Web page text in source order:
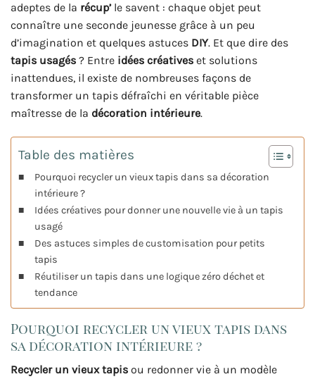
adeptes de la récup’le savent : chaque objet peut
connaître une seconde jeunesse grâce à un peu
d’imagination et quelques astuces DIY. Et que dire des
tapis usagés ? Entre idées créatives et solutions
inattendues, il existe de nombreuses façons de
transformer un tapis défraîchi en véritable pièce
maîtresse de la décoration intérieure.
Table des matières
Pourquoi recycler un vieux tapis dans sa décoration
intérieure ?
Idées créatives pour donner une nouvelle vie à un tapis
usagé
Des astuces simples de customisation pour petits
tapis
Réutiliser un tapis dans une logique zéro déchet et
tendance
Pourquoi recycler un vieux tapis dans
sa décoration intérieure ?
Recycler un vieux tapis ou redonner vie à un modèle